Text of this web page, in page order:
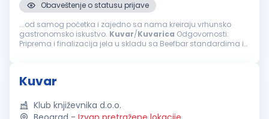
Obaveštenje o statusu prijave
...od samog početka i zajedno sa nama kreiraju vrhunsko
gastronomsko iskustvo. Kuvar/Kuvarica Odgovornosti:
Priprema i finalizacija jela u skladu sa Beefbar standardima i
Kuvar
Klub književnika d.o.o.